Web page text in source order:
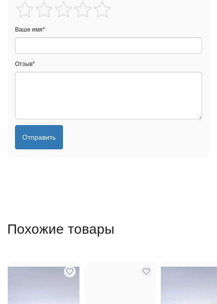
Ваше имя*
Отзыв*
Отправить
Похожие товары